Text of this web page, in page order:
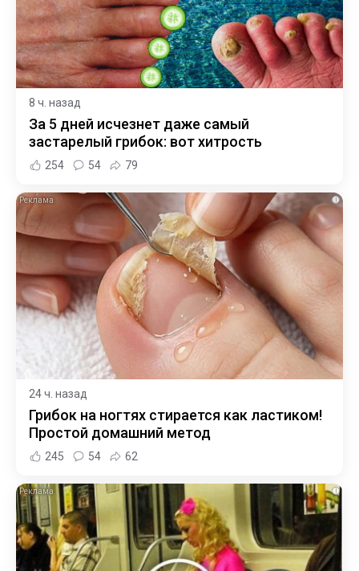
8 ч. назад
За 5 дней исчезнет даже самый
застарелый грибок: вот хитрость
254 54 79
i
24 ч. назад
Грибок на ногтях стирается как ластиком!
Простой домашний метод
245 54 62
i